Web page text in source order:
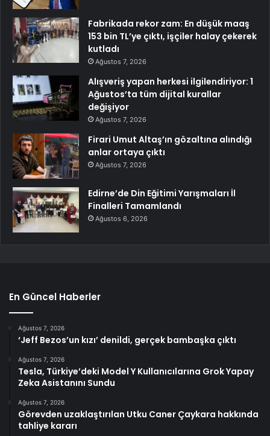
Fabrikada rekor zam: En düşük maaş
153 bin TL’ye çıktı, işçiler halay çekerek
kutladı
Ağustos 7, 2026
Alışveriş yapan herkesi ilgilendiriyor: 1
Ağustos’ta tüm dijital kurallar
değişiyor
Ağustos 7, 2026
Firari Umut Altaş’ın gözaltına alındığı
anlar ortaya çıktı
Ağustos 7, 2026
Edirne’de Din Eğitimi Yarışmaları İl
Finalleri Tamamlandı
Ağustos 6, 2026
En Güncel Haberler
Ağustos 7, 2026
‘Jeff Bezos’un kızı’ denildi, gerçek bambaşka çıktı
Ağustos 7, 2026
Tesla, Türkiye’deki Model Y Kullanıcılarına Grok Yapay
Zeka Asistanını Sundu
Ağustos 7, 2026
Görevden uzaklaştırılan Utku Caner Çaykara hakkında
tahliye kararı